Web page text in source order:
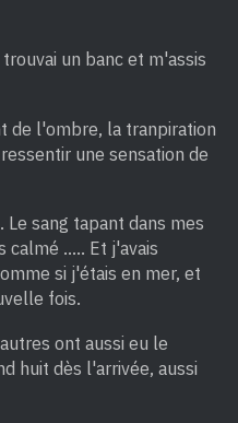
un banc et m'assis
de l'ombre, la tranpiration
une sensation de
sang tapant dans mes
calmé ….. Et j'avais
si j'étais en mer, et
fois.
ont aussi eu le
huit dès l'arrivée, aussi